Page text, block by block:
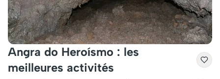
Angra do Heroísmo : les
meilleures activités